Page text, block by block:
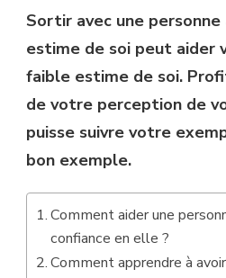
Sortir avec une
estime de soi peut aider
faible estime de soi.
de votre perception de
puisse suivre votre
bon exemple.
Comment aider une
confiance en elle ?
Comment apprendre à